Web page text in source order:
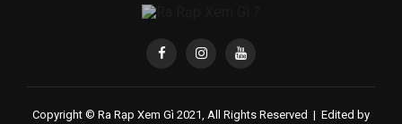
Copyright © Ra Rạp Xem Gì 2021, All Rights Reserved | Edited by